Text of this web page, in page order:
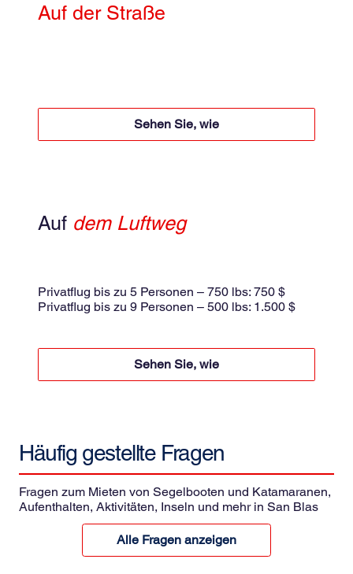
Auf der Straße
Sehen Sie, wie
Auf dem Luftweg
Privatflug bis zu 5 Personen – 750 lbs: 750 $
Privatflug bis zu 9 Personen – 500 lbs: 1.500 $
Sehen Sie, wie
Häufig gestellte Fragen
Fragen zum Mieten von Segelbooten und Katamaranen,
Aufenthalten, Aktivitäten, Inseln und mehr in San Blas
Alle Fragen anzeigen